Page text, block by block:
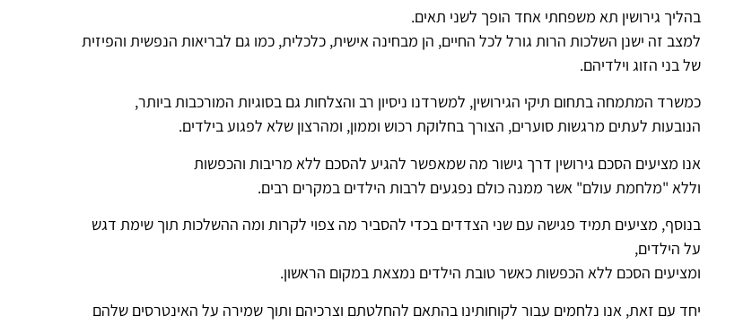
בהליך גירושין תא משפחתי אחד הופך לשני תאים.
למצב זה ישנן השלכות הרות גורל לכל החיים, הן מבחינה אישית, כלכלית, כמו גם לבריאות הנפשית והפיזית
של בני הזוג וילדיהם.
כמשרד המתמחה בתחום תיקי הגירושין, למשרדנו ניסיון רב והצלחות גם בסוגיות המורכבות ביותר,
הנובעות לעתים מרגשות סוערים, הצורך בחלוקת רכוש וממון, ומהרצון שלא לפגוע בילדים.
אנו מציעים הסכם גירושין דרך גישור מה שמאפשר להגיע להסכם ללא מריבות והכפשות
וללא "מלחמת עולם" אשר ממנה כולם נפגעים לרבות הילדים במקרים רבים.
בנוסף, מציעים תמיד פגישה עם שני הצדדים בכדי להסביר מה צפוי לקרות ומה ההשלכות תוך שימת דגש
על הילדים,
ומציעים הסכם ללא הכפשות כאשר טובת הילדים נמצאת במקום הראשון.
יחד עם זאת, אנו נלחמים עבור לקוחותינו בהתאם להחלטתם וצרכיהם ותוך שמירה על האינטרסים שלהם